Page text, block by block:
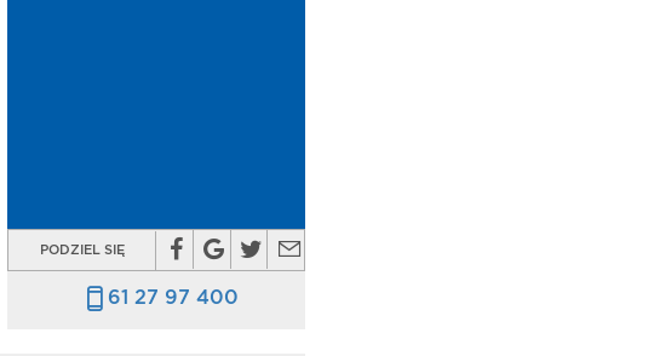
PODZIEL SIĘ
61 27 97 400